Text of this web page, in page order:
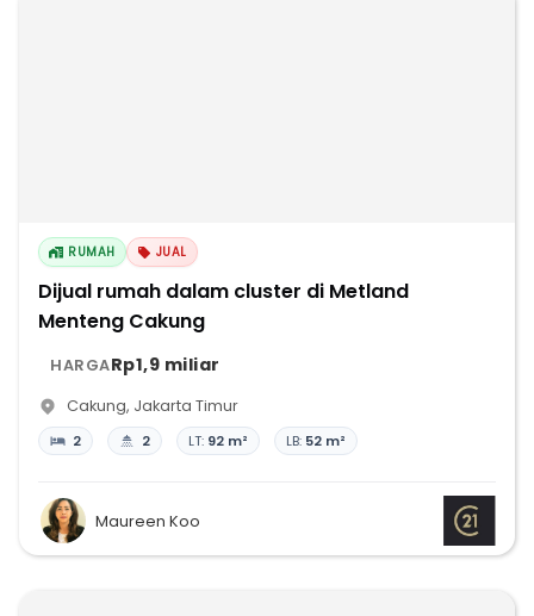
RUMAH JUAL
Dijual rumah dalam cluster di Metland
Menteng Cakung
HARGARp1,9 miliar
Cakung, Jakarta Timur
2 2 LT: 92 m² LB: 52 m²
Maureen Koo